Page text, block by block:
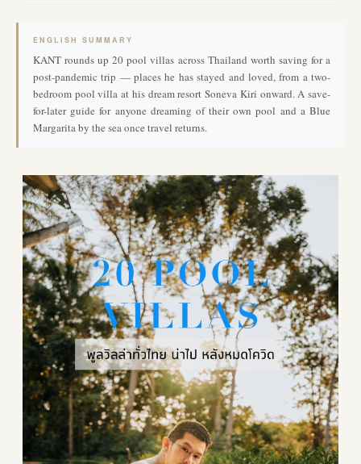
ENGLISH SUMMARY
KANT rounds up 20 pool villas across Thailand worth saving for a
post-pandemic trip — places he has stayed and loved, from a two-
bedroom pool villa at his dream resort Soneva Kiri onward. A save-
for-later guide for anyone dreaming of their own pool and a Blue
Margarita by the sea once travel returns.